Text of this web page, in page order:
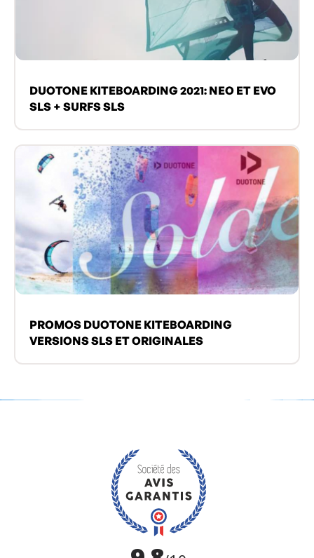
DUOTONE KITEBOARDING 2021: NEO ET EVO
SLS + SURFS SLS
PROMOS DUOTONE KITEBOARDING
VERSIONS SLS ET ORIGINALES